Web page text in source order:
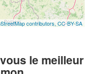
contributors, CC-BY-SA
le meilleur